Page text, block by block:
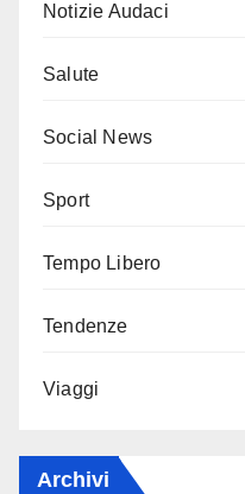
Notizie Audaci
Salute
Social News
Sport
Tempo Libero
Tendenze
Viaggi
Archivi